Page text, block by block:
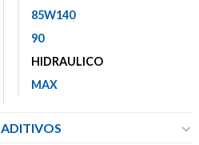
85W140
90
HIDRAULICO
MAX
ADITIVOS